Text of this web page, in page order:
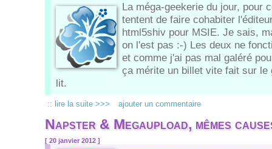
La méga-geekerie du jour, pour
tentent de faire cohabiter
html5shiv pour MSIE. Je sais,
on l'est pas :-) Les deux ne
et comme j'ai pas mal galéré
ça mérite un billet vite fait sur le
lit.
:: lire la suite >>> ajouter un commentaire
Napster & Megaupload, mêmes
[ 20 janvier 2012 ]